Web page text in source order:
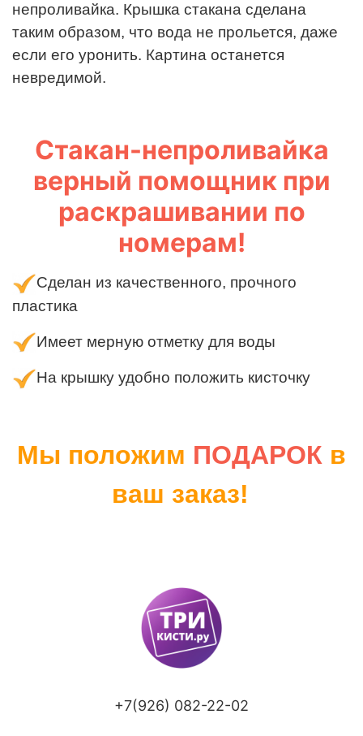
непроливайка. Крышка стакана сделана
таким образом, что вода не прольется, даже
если его уронить. Картина останется
невредимой.
Стакан-непроливайка
верный помощник при
раскрашивании по
номерам!
Сделан из качественного, прочного
пластика
Имеет мерную отметку для воды
На крышку удобно положить кисточку
Мы положим ПОДАРОК в
ваш заказ!
+7(926) 082-22-02